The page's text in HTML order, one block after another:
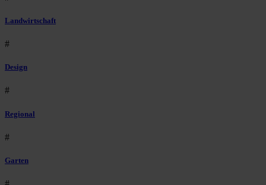
Landwirtschaft
#
Design
#
Regional
#
Garten